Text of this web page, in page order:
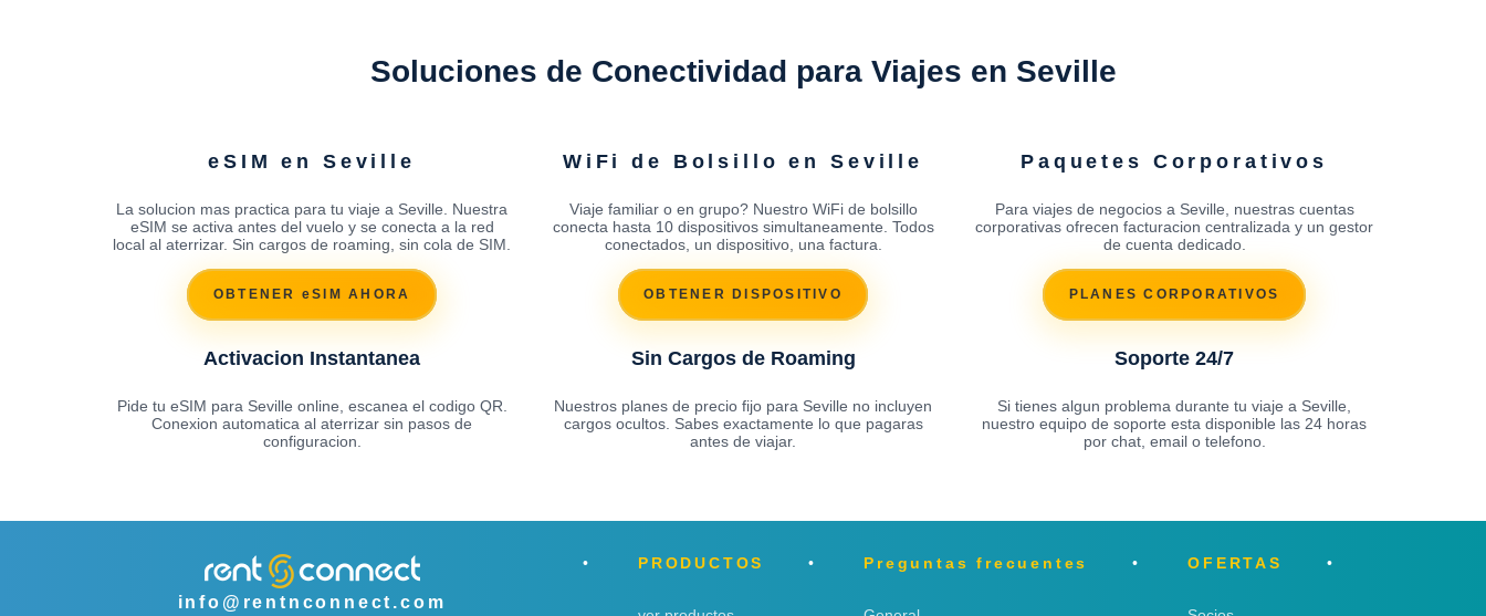
Soluciones de Conectividad para Viajes en Seville
eSIM en Seville
La solucion mas practica para tu viaje a Seville. Nuestra
eSIM se activa antes del vuelo y se conecta a la red
local al aterrizar. Sin cargos de roaming, sin cola de SIM.
OBTENER eSIM AHORA
WiFi de Bolsillo en Seville
Viaje familiar o en grupo? Nuestro WiFi de bolsillo
conecta hasta 10 dispositivos simultaneamente. Todos
conectados, un dispositivo, una factura.
OBTENER DISPOSITIVO
Paquetes Corporativos
Para viajes de negocios a Seville, nuestras cuentas
corporativas ofrecen facturacion centralizada y un gestor
de cuenta dedicado.
PLANES CORPORATIVOS
Activacion Instantanea
Pide tu eSIM para Seville online, escanea el codigo QR.
Conexion automatica al aterrizar sin pasos de
configuracion.
Sin Cargos de Roaming
Nuestros planes de precio fijo para Seville no incluyen
cargos ocultos. Sabes exactamente lo que pagaras
antes de viajar.
Soporte 24/7
Si tienes algun problema durante tu viaje a Seville,
nuestro equipo de soporte esta disponible las 24 horas
por chat, email o telefono.
info@rentnconnect.com
PRODUCTOS Preguntas frecuentes OFERTAS